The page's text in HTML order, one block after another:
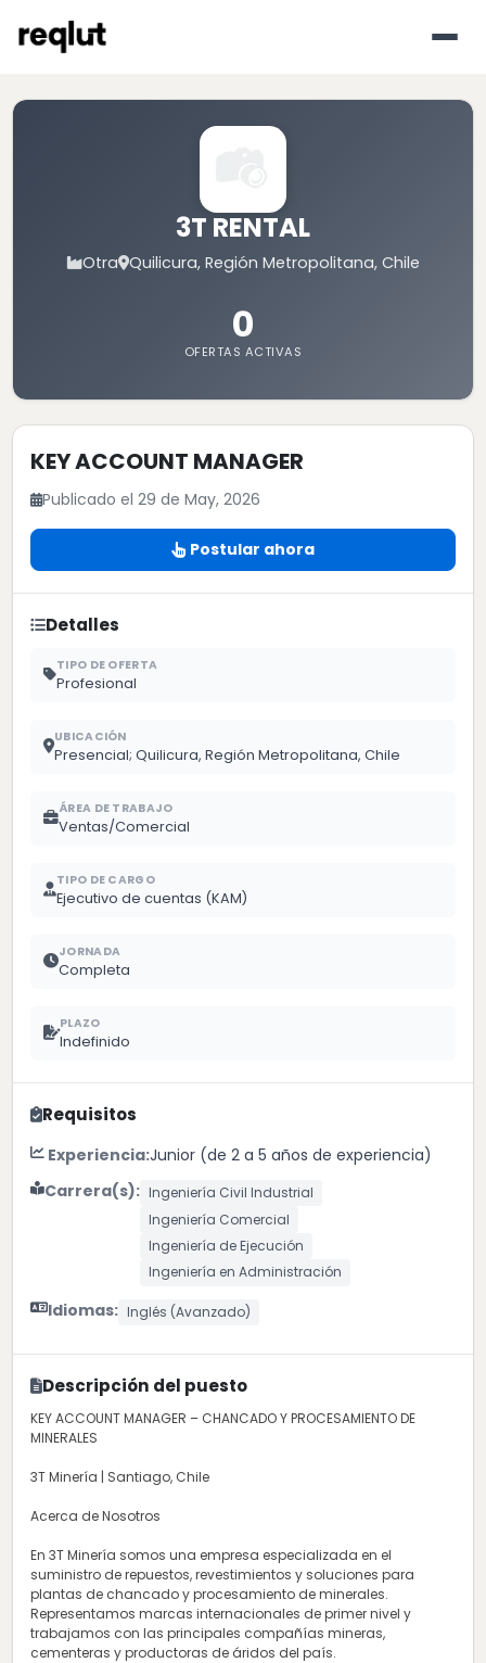
3T RENTAL
Otra Quilicura, Región Metropolitana, Chile
0
OFERTAS ACTIVAS
KEY ACCOUNT MANAGER
Publicado el 29 de May, 2026
Postular ahora
Detalles
TIPO DE OFERTA
Profesional
UBICACIÓN
Presencial; Quilicura, Región Metropolitana, Chile
ÁREA DE TRABAJO
Ventas/Comercial
TIPO DE CARGO
Ejecutivo de cuentas (KAM)
JORNADA
Completa
PLAZO
Indefinido
Requisitos
Experiencia:Junior (de 2 a 5 años de experiencia)
Carrera(s): Ingeniería Civil Industrial
Ingeniería Comercial
Ingeniería de Ejecución
Ingeniería en Administración
Idiomas: Inglés (Avanzado)
Descripción del puesto
KEY ACCOUNT MANAGER – CHANCADO Y PROCESAMIENTO DE
MINERALES
3T Minería | Santiago, Chile
Acerca de Nosotros
En 3T Minería somos una empresa especializada en el
suministro de repuestos, revestimientos y soluciones para
plantas de chancado y procesamiento de minerales.
Representamos marcas internacionales de primer nivel y
trabajamos con las principales compañías mineras,
cementeras y productoras de áridos del país.